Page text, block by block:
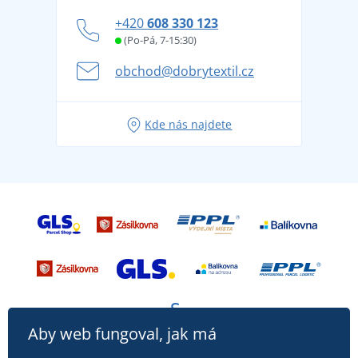
Věrnostní program BONTIS +
Letní dobrodružství začíná balením aneb připravte
se na dovolenou bez starostí
Tipy na svěží outfity pro pohodové léto
+420608 330 123
(Po-Pá, 7-15:30)
obchod@dobrytextil.cz
Kde nás najdete
Aby web fungoval, jak má